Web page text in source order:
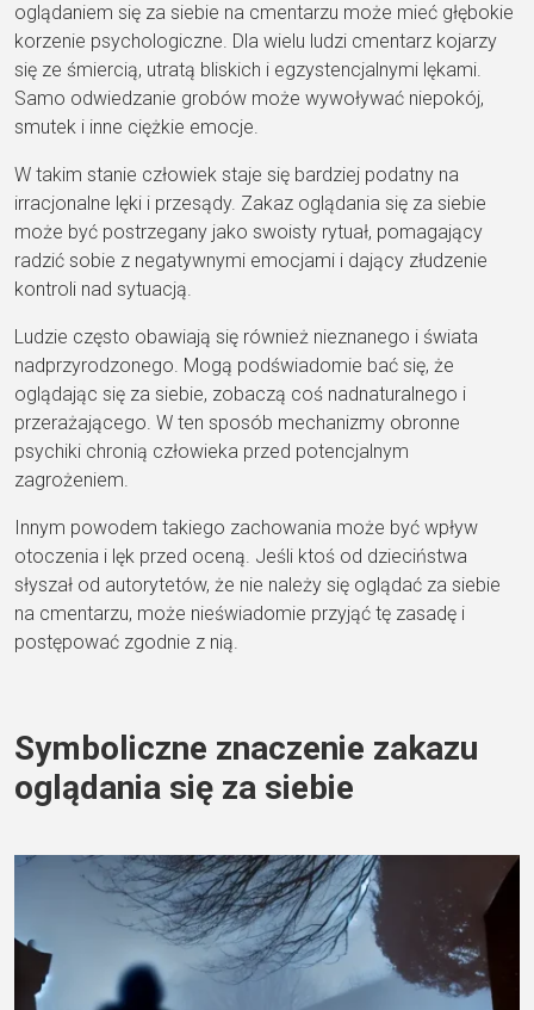
oglądaniem się za siebie na cmentarzu może mieć głębokie
korzenie psychologiczne. Dla wielu ludzi cmentarz kojarzy
się ze śmiercią, utratą bliskich i egzystencjalnymi lękami.
Samo odwiedzanie grobów może wywoływać niepokój,
smutek i inne ciężkie emocje.
W takim stanie człowiek staje się bardziej podatny na
irracjonalne lęki i przesądy. Zakaz oglądania się za siebie
może być postrzegany jako swoisty rytuał, pomagający
radzić sobie z negatywnymi emocjami i dający złudzenie
kontroli nad sytuacją.
Ludzie często obawiają się również nieznanego i świata
nadprzyrodzonego. Mogą podświadomie bać się, że
oglądając się za siebie, zobaczą coś nadnaturalnego i
przerażającego. W ten sposób mechanizmy obronne
psychiki chronią człowieka przed potencjalnym
zagrożeniem.
Innym powodem takiego zachowania może być wpływ
otoczenia i lęk przed oceną. Jeśli ktoś od dzieciństwa
słyszał od autorytetów, że nie należy się oglądać za siebie
na cmentarzu, może nieświadomie przyjąć tę zasadę i
postępować zgodnie z nią.
Symboliczne znaczenie zakazu
oglądania się za siebie